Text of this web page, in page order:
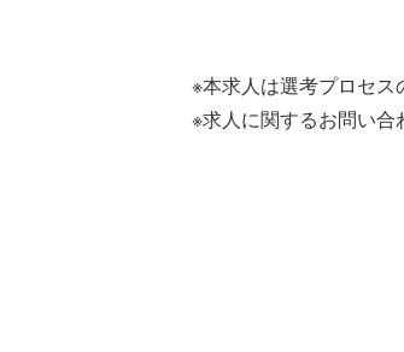
※本求人は選考プロセ
※求人に関するお問い合